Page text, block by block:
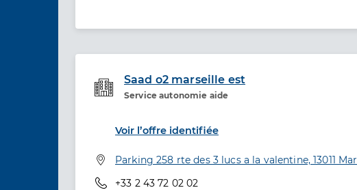
Saad o2 marseille est
Service autonomie aide
Etablissement de soins
Voir l’offre identifiée
Adresse
Parking 258 rte des 3 lucs a la valentine, 13011
Téléphone
+33 2 43 72 02 02